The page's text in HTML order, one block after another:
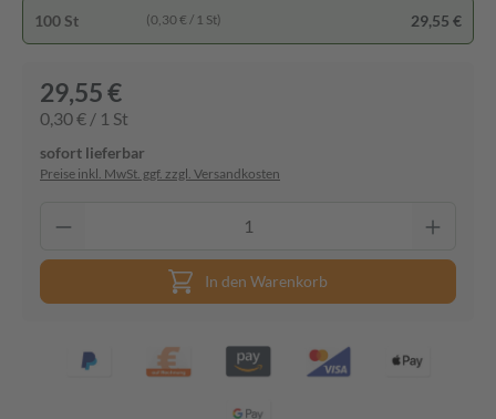
100 St (0,30 € / 1 St) 29,55 €
29,55 €
0,30 € / 1 St
sofort lieferbar
Preise inkl. MwSt. ggf. zzgl. Versandkosten
In den Warenkorb